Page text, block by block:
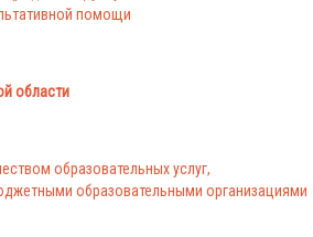
помощи
области
образовательных услуг,
образовательными организациями